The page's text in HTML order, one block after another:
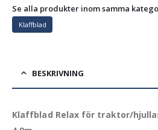
Se alla produkter inom samma
Klaffblad
BESKRIVNING
Klaffblad Relax för traktor/